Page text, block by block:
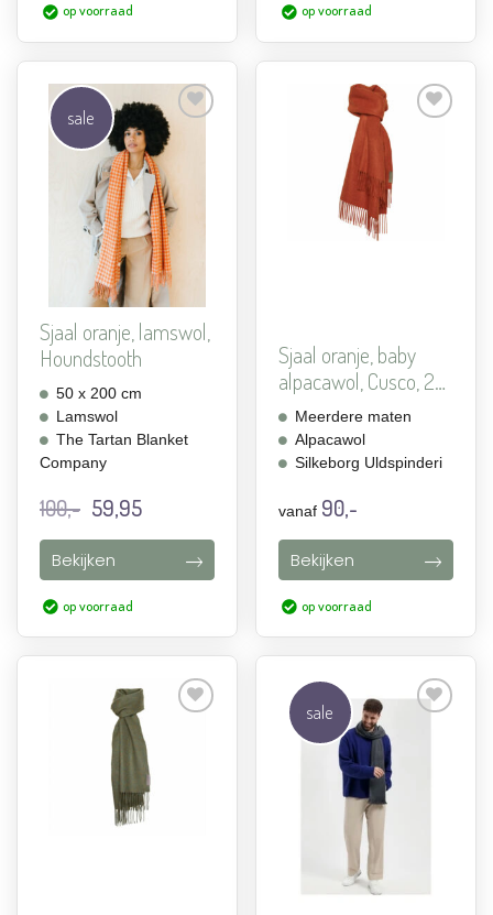
op voorraad op voorraad
sale
Aan
verlanglijst
toevoegen
Sjaal oranje, lamswol,
Houndstooth
50 x 200 cm
Lamswol
The Tartan Blanket
Company
100,- Oorspronkelijke
prijs
was:
100,-.
59,95Huidige
59,95.
Bekijken
op voorraad
verlanglijst
toevoegen
Sjaal oranje, baby
alpacawol, Cusco, 2
m...Meerdere maten
Alpacawol
Silkeborg Uldspinderi
vanaf 90,-
Bekijken
op voorraad
verlanglijst
toevoegen
sale
verlanglijst
toevoegen